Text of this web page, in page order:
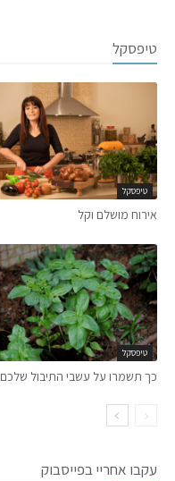
טיפסקל
טיפסקל
אירוח מושלם וקל
טיפסקל
כך תשמרו על עשבי התיבול שלכם
עקבו אחריי בפייסבוק